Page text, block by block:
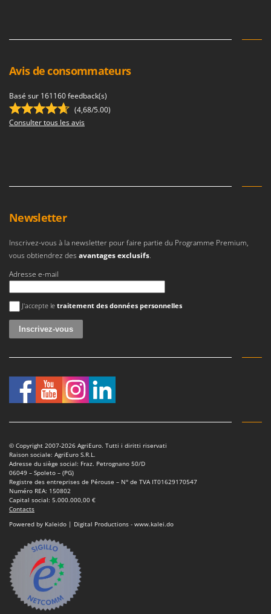
Wolf Garten
Worx
Y Yard Force
ZGrills
Zomax
Avis de consommateurs
Basé sur 161160 feedback(s)
(4,68/5.00)
Consulter tous les avis
Newsletter
Inscrivez-vous à la newsletter pour faire partie du Programme Premium,
vous obtiendrez des avantages exclusifs.
Adresse e-mail
Une erreur est survenue
J'accepte le traitement des données personnelles
© Copyright 2007-2026 AgriEuro. Tutti i diritti riservati
Raison sociale: AgriEuro S.R.L.
Adresse du siège social: Fraz. Petrognano 50/D
06049 – Spoleto – (PG)
Registre des entreprises de Pérouse – N° de TVA IT01629170547
Numéro REA: 150802
Capital social: 5.000.000,00 €
Contacts
Powered by Kaleido | Digital Productions - www.kalei.do